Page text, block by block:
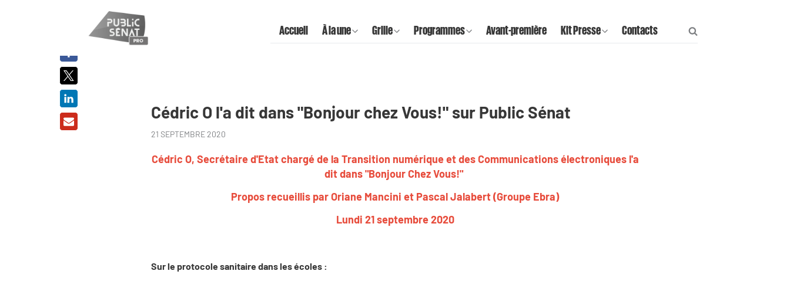
Accueil À la une Grille Programmes Avant-première Kit Presse Contacts
Cédric O l'a dit dans "Bonjour chez Vous!" sur Public Sénat
21 SEPTEMBRE 2020
Cédric O, Secrétaire d'Etat chargé de la Transition numérique et des Communications électroniques l'a
dit dans "Bonjour Chez Vous!"
Propos recueillis par Oriane Mancini et Pascal Jalabert (Groupe Ebra)
Lundi 21 septembre 2020
Sur le protocole sanitaire dans les écoles :